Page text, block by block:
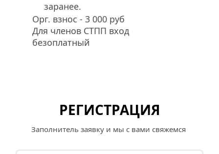
заранее.
Орг. взнос - 3 000 руб
Для членов СТПП вход
безоплатный
РЕГИСТРАЦИЯ
Заполнитель заявку и мы с вами свяжемся